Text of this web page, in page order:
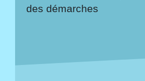
des démarches